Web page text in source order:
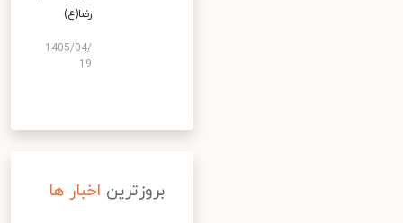
رضا(ع)
1405/04/
19
بروزترین اخبار ها